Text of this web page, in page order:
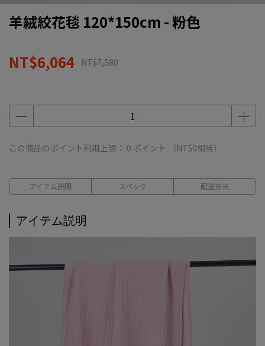
羊絨絞花毯 120*150cm - 粉色
NT$6,064 NT$7,580
この商品のポイント利用上限： 0 ポイント （NT$0相当）
アイテム説明 スペック 配送方法
アイテム説明